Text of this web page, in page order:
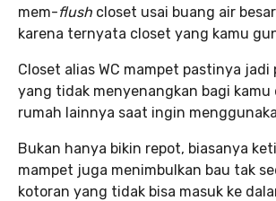
mem-flush closet usai buang air
karena ternyata closet yang kamu
Closet alias WC mampet pastinya jadi
yang tidak menyenangkan bagi kamu
rumah lainnya saat ingin
Bukan hanya bikin repot, biasanya
mampet juga menimbulkan bau tak
kotoran yang tidak bisa masuk ke